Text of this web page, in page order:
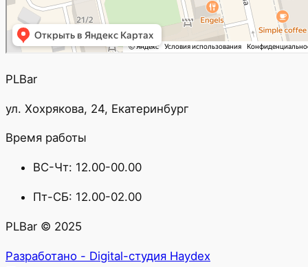
PLBar
ул. Хохрякова, 24, Екатеринбург
Время работы
ВС-Чт: 12.00-00.00
Пт-СБ: 12.00-02.00
PLBar © 2025
Разработано - Digital-студия Haydex